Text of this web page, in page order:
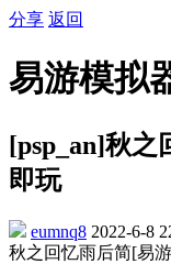
分享 返回
易游模拟
[psp_an]秋之
即玩
eumnq8 2022-6-8
秋之回忆雨后简[易